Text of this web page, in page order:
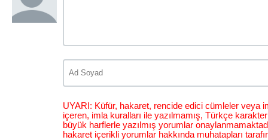
UYARI: Küfür, hakaret, rencide edici cümleler veya
içeren, imla kuralları ile yazılmamış, Türkçe
büyük harflerle yazılmış yorumlar
hakaret içerikli yorumlar hakkında muhatapları